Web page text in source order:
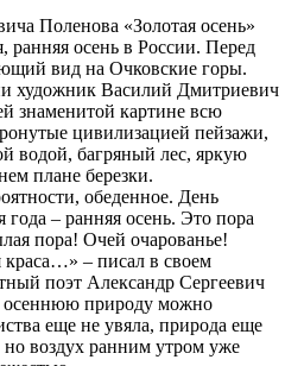
Поленова «Золотая осень»
ранняя осень в России. Перед
вид на Очковские горы.
художник Василий Дмитриевич
знаменитой картине всю
цивилизацией пейзажи,
водой, багряный лес, яркую
плане березки.
обеденное. День
– ранняя осень. Это пора
пора! Очей очарованье!
– писал в своем
поэт Александр Сергеевич
осеннюю природу можно
еще не увяла, природа еще
воздух ранним утром уже